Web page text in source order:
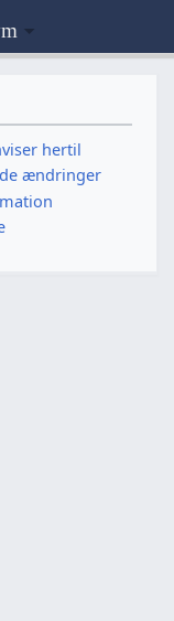
hertil
ændringer